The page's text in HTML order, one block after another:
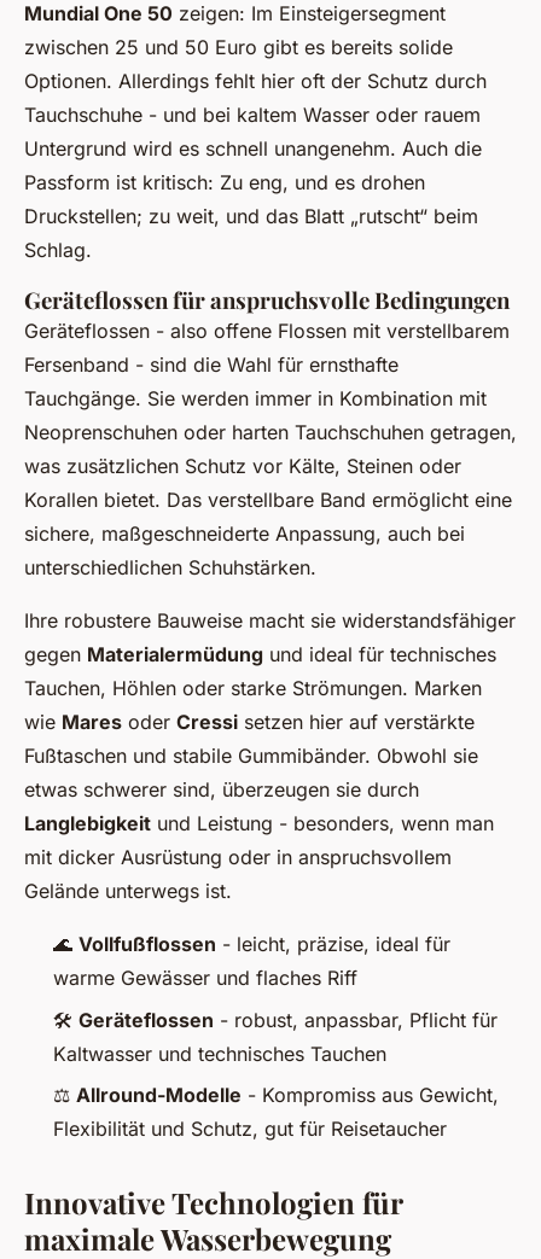
Mundial One 50 zeigen: Im Einsteigersegment
zwischen 25 und 50 Euro gibt es bereits solide
Optionen. Allerdings fehlt hier oft der Schutz durch
Tauchschuhe - und bei kaltem Wasser oder rauem
Untergrund wird es schnell unangenehm. Auch die
Passform ist kritisch: Zu eng, und es drohen
Druckstellen; zu weit, und das Blatt „rutscht“ beim
Schlag.
Geräteflossen für anspruchsvolle Bedingungen
Geräteflossen - also offene Flossen mit verstellbarem
Fersenband - sind die Wahl für ernsthafte
Tauchgänge. Sie werden immer in Kombination mit
Neoprenschuhen oder harten Tauchschuhen getragen,
was zusätzlichen Schutz vor Kälte, Steinen oder
Korallen bietet. Das verstellbare Band ermöglicht eine
sichere, maßgeschneiderte Anpassung, auch bei
unterschiedlichen Schuhstärken.
Ihre robustere Bauweise macht sie widerstandsfähiger
gegen Materialermüdung und ideal für technisches
Tauchen, Höhlen oder starke Strömungen. Marken
wie Mares oder Cressi setzen hier auf verstärkte
Fußtaschen und stabile Gummibänder. Obwohl sie
etwas schwerer sind, überzeugen sie durch
Langlebigkeit und Leistung - besonders, wenn man
mit dicker Ausrüstung oder in anspruchsvollem
Gelände unterwegs ist.
🌊 Vollfußflossen - leicht, präzise, ideal für
warme Gewässer und flaches Riff
🛠️ Geräteflossen - robust, anpassbar, Pflicht für
Kaltwasser und technisches Tauchen
⚖️ Allround-Modelle - Kompromiss aus Gewicht,
Flexibilität und Schutz, gut für Reisetaucher
Innovative Technologien für
maximale Wasserbewegung